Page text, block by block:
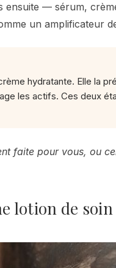
ensuite — sérum,
un amplificateur
hydratante. Elle la
les actifs. Ces deux
faite pour vous, ou
lotion de soin